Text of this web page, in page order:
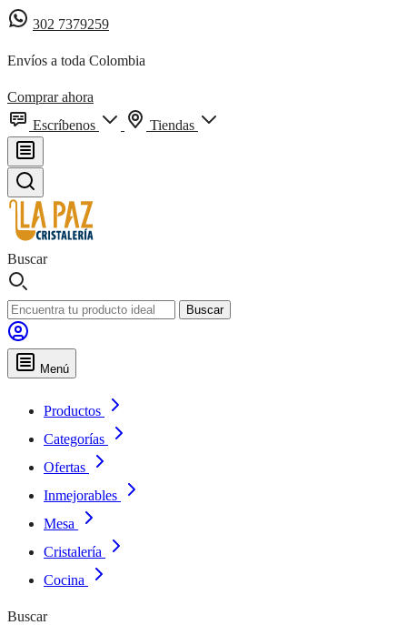
302 7379259
Envíos a toda Colombia
Comprar ahora
Escríbenos
Tiendas
Buscar
Buscar
Menú
Productos
Categorías
Ofertas
Inmejorables
Mesa
Cristalería
Cocina
Buscar